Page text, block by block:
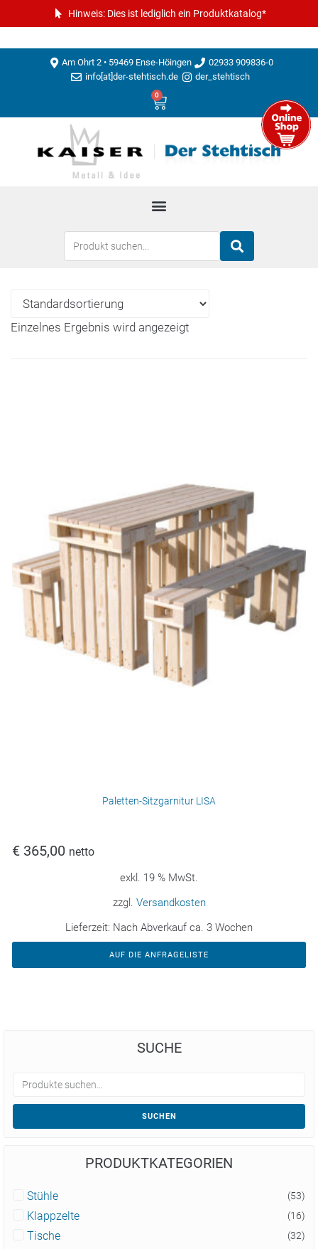
Hinweis: Dies ist lediglich ein Produktkatalog*
Am Ohrt 2 • 59469 Ense-Höingen
02933 909836-0
info[at]der-stehtisch.de
der_stehtisch
0
Einzelnes Ergebnis wird angezeigt
Paletten-Sitzgarnitur LISA
€ 365,00 netto
exkl. 19 % MwSt.
zzgl. Versandkosten
Lieferzeit: Nach Abverkauf ca. 3 Wochen
AUF DIE ANFRAGELISTE
SUCHE
SUCHEN
PRODUKTKATEGORIEN
Stühle (53)
Klappzelte (16)
Tische (32)